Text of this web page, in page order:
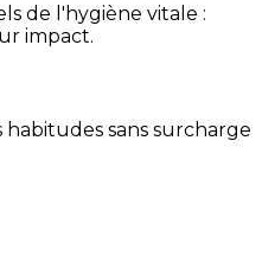
de l'hygiène vitale :
impact.
sans surcharge